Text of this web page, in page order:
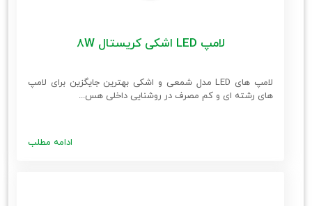
لامپ LED اشکی کریستال 8W
لامپ های LED مدل شمعی و اشکی بهترین جایگزین برای لامپ
های رشته ای و کم مصرف در روشنایی داخلی هس...
ادامه مطلب